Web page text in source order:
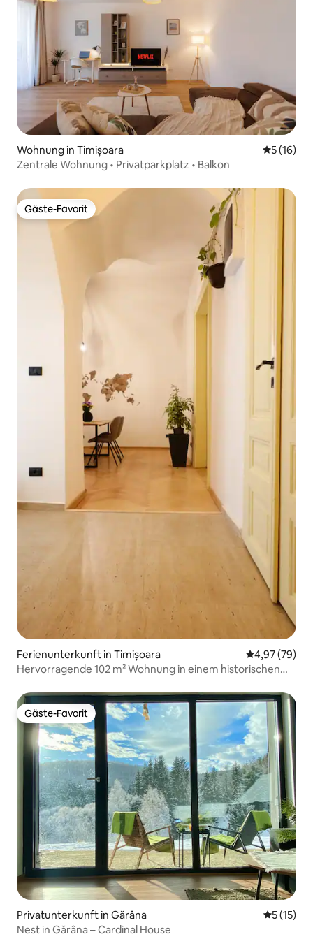
Wohnung in Timișoara
5 (16)
Zentrale Wohnung • Privatparkplatz • Balkon
Gäste-Favorit
Gäste-Favorit
Ferienunterkunft in Timișoara
4,97 (79)
Hervorragende 102 m² Wohnung in einem historischen
Gäste-Favorit
Gäste-Favorit
Privatunterkunft in Gărâna
5 (15)
Nest in Gărâna – Cardinal House